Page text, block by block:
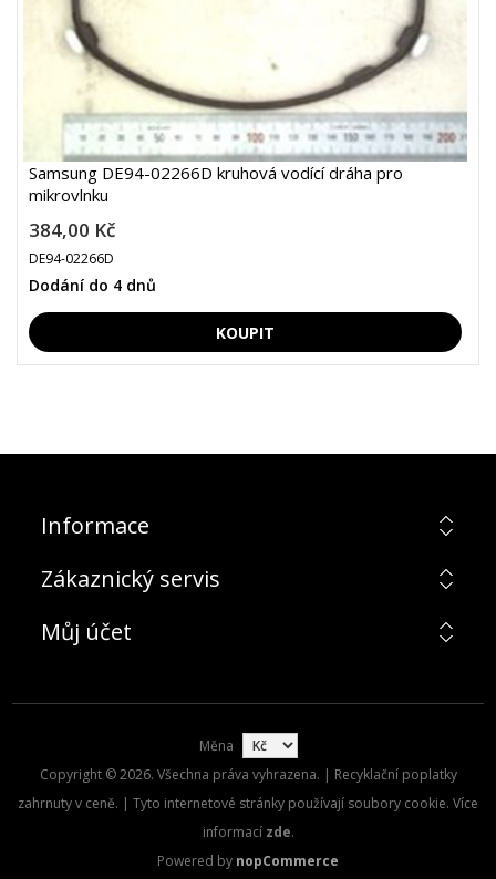
Samsung DE94-02266D kruhová vodící dráha pro
mikrovlnku
384,00 Kč
DE94-02266D
Dodání do 4 dnů
Informace
Zákaznický servis
Můj účet
Měna
Copyright © 2026. Všechna práva vyhrazena. | Recyklační poplatky
zahrnuty v ceně. | Tyto internetové stránky používají soubory cookie. Více
informací zde.
Powered by nopCommerce